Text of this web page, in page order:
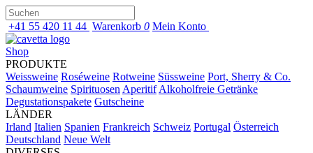
+41 55 420 11 44 Warenkorb 0 Mein Konto
Shop
PRODUKTE
Weissweine Roséweine Rotweine Süssweine Port, Sherry & Co.
Schaumweine Spirituosen Aperitif Alkoholfreie Getränke
Degustationspakete Gutscheine
LÄNDER
Irland Italien Spanien Frankreich Schweiz Portugal Österreich
Deutschland Neue Welt